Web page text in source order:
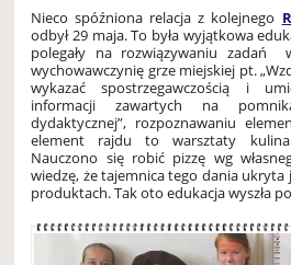
Nieco spóźniona relacja z kolejnego
odbył 29 maja. To była wyjątkowa
polegały na rozwiązywaniu zadań
wychowawczynię grze miejskiej pt.
wykazać spostrzegawczością i
informacji zawartych na
dydaktycznej”, rozpoznawaniu
element rajdu to warsztaty
Nauczono się robić pizzę wg
wiedzę, że tajemnica tego dania
produktach. Tak oto edukacja wyszła